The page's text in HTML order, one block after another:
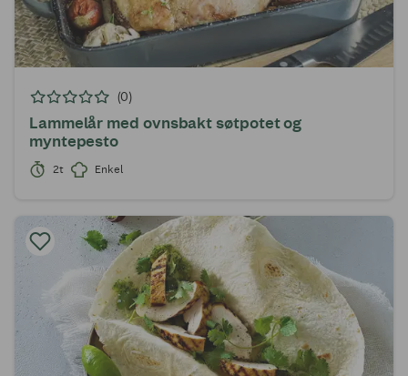
(0)
Lammelår med ovnsbakt søtpotet og
myntepesto
2t Enkel